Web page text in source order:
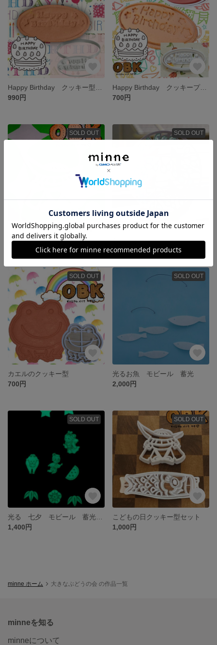
990円
Happy Birthday クッキープーレート型 名入れ可
700円
SOLD OUT
兜のクッキー型 伊達政宗風
700円
SOLD OUT
鳥と木のリース ステンドグラス風
1,800円
SOLD OUT
カエルのクッキー型
700円
SOLD OUT
光るお魚 モビール 蓄光
2,000円
SOLD OUT
1,400円
SOLD OUT
こどもの日クッキー型セット
1,000円
minne ホーム 大きなぶどうの会 の作品一覧
minneを知る
minneについて